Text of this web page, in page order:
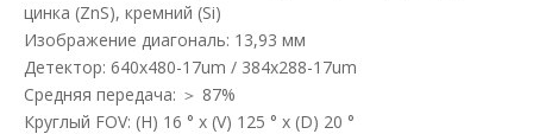
цинка (ZnS), кремний (Si)
Изображение диагональ: 13,93 мм
Детектор: 640x480-17um / 384x288-17um
Средняя передача: ＞ 87%
Круглый FOV: (H) 16 ° x (V) 125 ° x (D) 20 °